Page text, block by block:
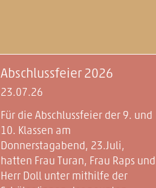
Abschlussfeier 2026
23.07.26
Für die Abschlussfeier der 9. und
10. Klassen am
Donnerstagabend, 23.Juli,
hatten Frau Turan, Frau Raps und
Herr Doll unter mithilfe der